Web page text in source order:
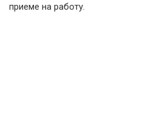
приеме на работу.